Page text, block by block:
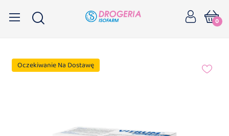
0
Oczekiwanie Na Dostawę